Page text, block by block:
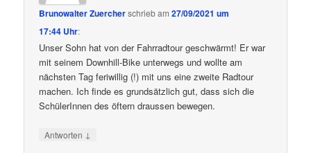
Brunowalter Zuercherschriebam27/09/2021 um
17:44 Uhr:
Unser Sohn hat von der Fahrradtour geschwärmt! Er war
mit seinem Downhill-Bike unterwegs und wollte am
nächsten Tag feriwillig (!) mit uns eine zweite Radtour
machen. Ich finde es grundsätzlich gut, dass sich die
SchülerInnen des öftern draussen bewegen.
Antworten ↓